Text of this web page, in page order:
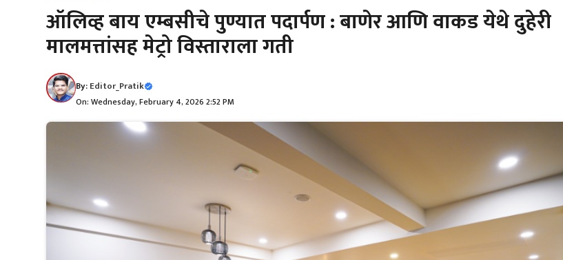
ऑलिव्ह बाय एम्बसीचे पुण्यात पदार्पण : बाणेर आणि वाकड येथे दुहेरी
मालमत्तांसह मेट्रो विस्ताराला गती
By:Editor_Pratik
On: Wednesday, February 4, 2026 2:52 PM